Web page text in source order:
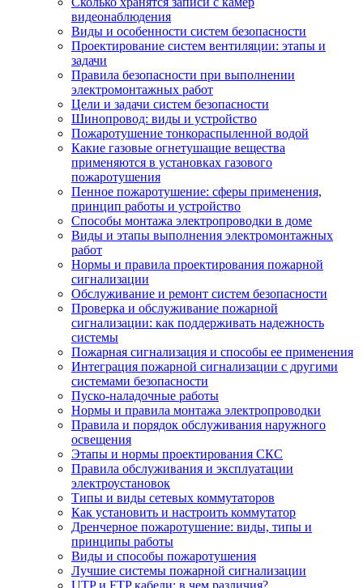
видеонаблюдения
Виды и особенности систем безопасности
Проектирование систем вентиляции: этапы и
задачи
Правила безопасности при выполнении
электромонтажных работ
Цели и задачи систем безопасности
Шинопровод: виды и устройство
Пожаротушение тонкораспыленной водой
Какие газовые огнетушащие вещества
применяются в установках газового
пожаротушения
Пенное пожаротушение: сферы применения,
принцип работы и устройство
Способы монтажа электропроводки в доме
Виды и этапы выполнения электромонтажных
работ
Нормы и правила проектирования пожарной
сигнализации
Обслуживание и ремонт систем безопасности
Проверка и обслуживание пожарной
сигнализации: как поддерживать надежность
системы
Пожарная сигнализация и способы ее применения
Интеграция пожарной сигнализации с другими
системами безопасности
Пуско-наладочные работы
Нормы и правила монтажа электропроводки
Правила и порядок обслуживания наружного
освещения
Этапы и нормы проектирования СКС
Правила обслуживания и эксплуатации
электроустановок
Типы и виды сетевых коммутаторов
Как установить и настроить коммутатор
Дренчерное пожаротушение: виды, типы и
принципы работы
Виды и способы пожаротушения
Лучшие системы пожарной сигнализации
UTP и FTP кабели: в чем различия?